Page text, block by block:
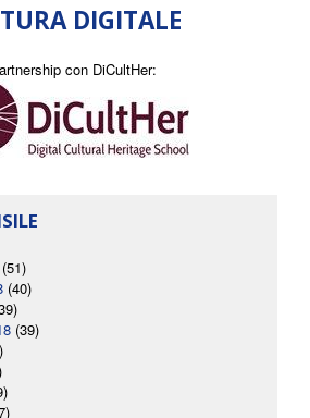
DIGITALE
con DiCultHer:
(51)
(40)
(39)